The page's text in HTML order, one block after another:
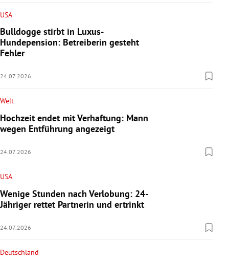
USA
Bulldogge stirbt in Luxus-
Hundepension: Betreiberin gesteht
Fehler
24.07.2026
Welt
Hochzeit endet mit Verhaftung: Mann
wegen Entführung angezeigt
24.07.2026
USA
Wenige Stunden nach Verlobung: 24-
Jähriger rettet Partnerin und ertrinkt
24.07.2026
Deutschland